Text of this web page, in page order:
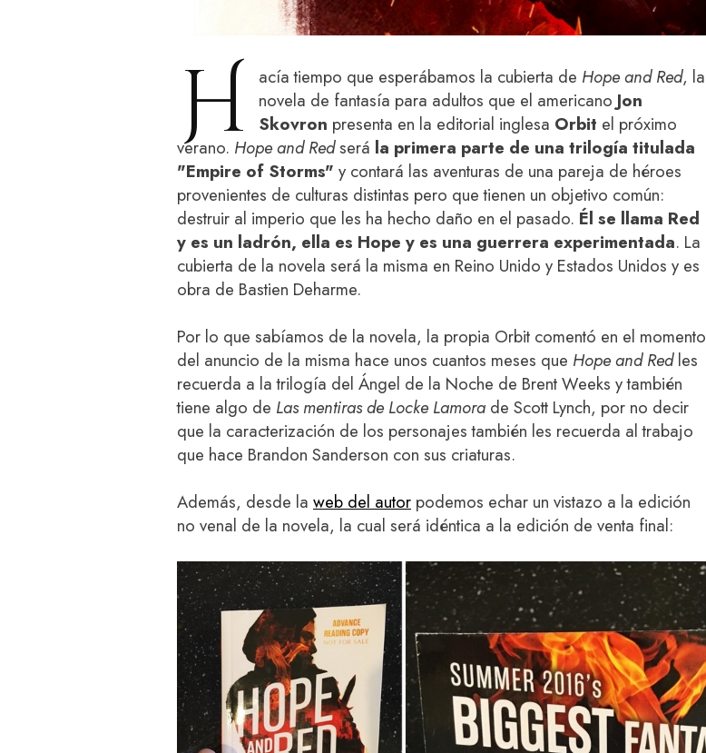
H acía tiempo que esperábamos la cubierta de Hope and Red, la
novela de fantasía para adultos que el americano Jon
Skovron presenta en la editorial inglesa Orbit el próximo
verano. Hope and Redserá la primera parte de una trilogía titulada
"Empire of Storms" y contará las aventuras de una pareja de héroes
provenientes de culturas distintas pero que tienen un objetivo común:
destruir al imperio que les ha hecho daño en el pasado. Él se llama Red
y es un ladrón, ella es Hope y es una guerrera experimentada. La
cubierta de la novela será la misma en Reino Unido y Estados Unidos y es
obra de Bastien Deharme.
Por lo que sabíamos de la novela, la propia Orbit comentó en el momento
del anuncio de la misma hace unos cuantos meses que Hope and Redles
recuerda a la trilogía del Ángel de la Noche de Brent Weeks y también
tiene algo de Las mentiras de Locke Lamora de Scott Lynch, por no decir
que la caracterización de los personajes también les recuerda al trabajo
que hace Brandon Sanderson con sus criaturas.
Además, desde la web del autor podemos echar un vistazo a la edición
no venal de la novela, la cual será idéntica a la edición de venta final: